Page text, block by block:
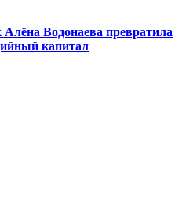
Водонаева превратила
капитал